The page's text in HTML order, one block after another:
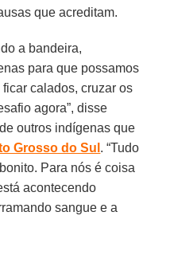
que acreditam.
a bandeira,
para que possamos
calados, cruzar os
agora”, disse
outros indígenas que
Grosso do Sul . “Tudo
Para nós é coisa
acontecendo
sangue e a